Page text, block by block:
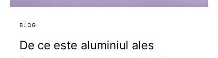
BLOG
De ce este aluminiul ales